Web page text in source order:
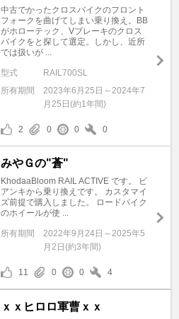
中古でかったクロスバイクのフロント
フォークを曲げてしまい乗り換え。BB
がホローテック、Vブレーキのクロス
バイクをと探して選定。しかし、近所
では扱いが ...
型式
RAIL700SL
所有期間
2023年6月25日～2024年7
月25日(約1年間)
2 0 0 0
みやＧの"蒼"
KhodaaBloom RAIL ACTIVE です。 ビ
アンキから乗り換えです。 カスタマイ
ズ前提で購入しました。 ロードバイク
のホイールが使 ...
所有期間
2022年9月24日～2025年5
月2日(約3年間)
11 0 0 4
ｘｘヒロロ軍曹ｘｘ